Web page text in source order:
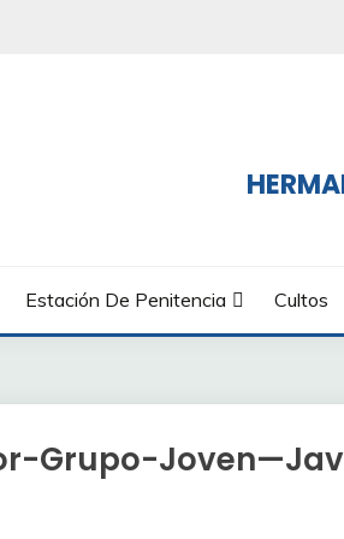
Estación De Penitencia Cultos
Grupo-